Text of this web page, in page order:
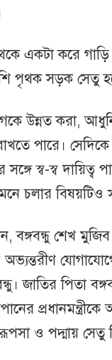
একটা করে
পৃথক সড়ক সেতু
উন্নত করা,
পারে।
স্ব-স্ব দায়িত্ব
চলার
বঙ্গবন্ধু শেখ
জাতির পিতা
ও পদ্মায় সেতু